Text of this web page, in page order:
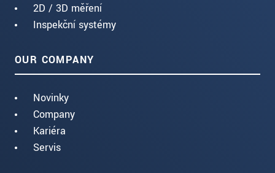
2D / 3D měření
Inspekční systémy
OUR COMPANY
Novinky
Company
Kariéra
Servis